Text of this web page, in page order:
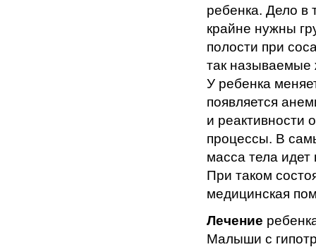
ребенка. Дело в
крайне нужны
полости при
так называемые
У ребенка
появляется
и реактивности
процессы. В
масса тела
При таком
медицинская
Лечение
Малыши с